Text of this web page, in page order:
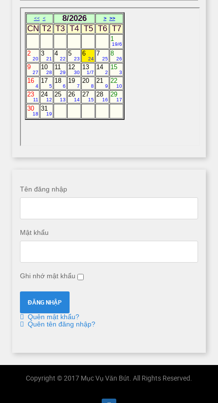
Tên đăng nhập
Mật khẩu
Ghi nhớ mật khẩu
Quên mật khẩu?
Quên tên đăng nhập?
Copyright © 2017 Mục Vụ Văn Bút. All Rights Reserved.